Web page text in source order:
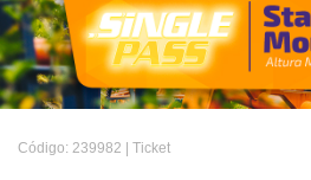
Código: 239982 | Ticket